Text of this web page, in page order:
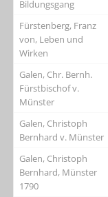
Bildungsgang
Fürstenberg, Franz
von, Leben und
Wirken
Galen, Chr. Bernh.
Fürstbischof v.
Münster
Galen, Christoph
Bernhard v. Münster
Galen, Christoph
Bernhard, Münster
1790